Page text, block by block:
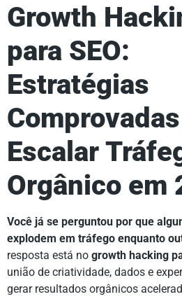
Growth
para SEO:
Estratégias
Escalar
Orgânico em
Você já se perguntou por que
explodem em tráfego enquanto
resposta está no growth hacking
união de criatividade, dados e
gerar resultados orgânicos